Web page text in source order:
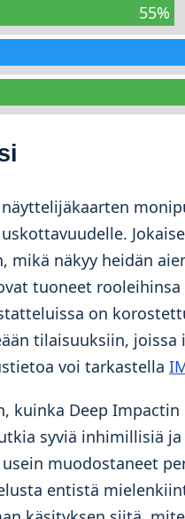
55%
näkyy heidän
tuoneet
on
tilaisuuksiin,
voi tarkastella
kuinka Deep
syviä inhimillisiä
muodostaneet
entistä